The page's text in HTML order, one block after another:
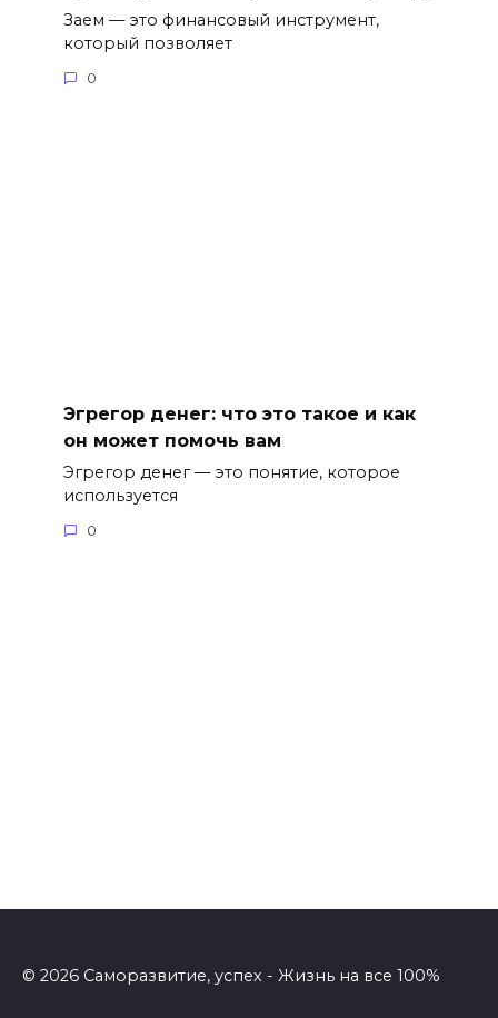
Заем — это финансовый инструмент,
который позволяет
0
Эгрегор денег: что это такое и как
он может помочь вам
Эгрегор денег — это понятие, которое
используется
0
© 2026 Саморазвитие, успех - Жизнь на все 100%